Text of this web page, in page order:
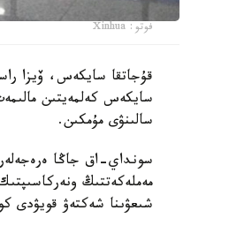
فوتو: Xinhua
قۇجاتقا سايكەس، ۆيزا
سايكەس كەلمەيتىن
سالىنۋى مۇمكىن.
سونداي-اق جاڭا ەرەجەلەر
مەملەكەتتىڭ
شىعۋىنا شەكتەۋ قويۋدى